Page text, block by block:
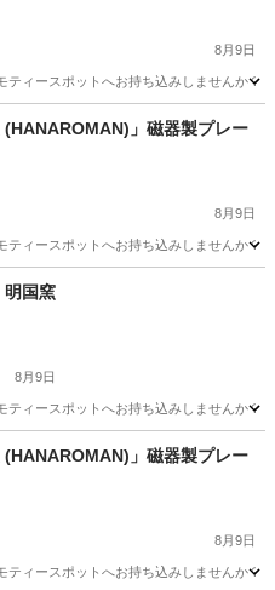
8月9日
ースポットへお持ち込みしませんか？
」磁器製プレー
8月9日
ースポットへお持ち込みしませんか？
明国窯
8月9日
ースポットへお持ち込みしませんか？
」磁器製プレー
8月9日
ースポットへお持ち込みしませんか？